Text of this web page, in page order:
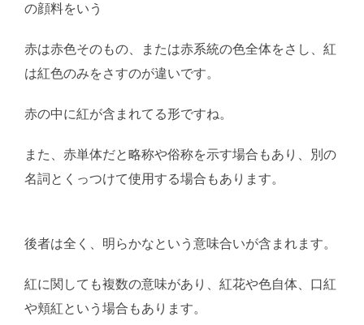
の顔料をいう
赤は赤色そのもの、または赤系統の色全体をさし、紅
は紅色のみをさすのが違いです。
赤の中に紅が含まれてる形ですね。
また、赤単体だと略称や俗称を示す場合もあり、別の
名詞とくっつけて使用する場合もあります。
後者は全く、明らかなという意味合いが含まれます。
紅に関しても複数の意味があり、紅花や色自体、口紅
や頬紅という場合もあります。